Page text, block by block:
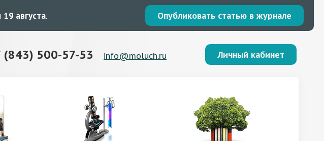
19 августа. Опубликовать статью в журнале
(843) 500-57-53 info@moluch.ru Личный кабинет